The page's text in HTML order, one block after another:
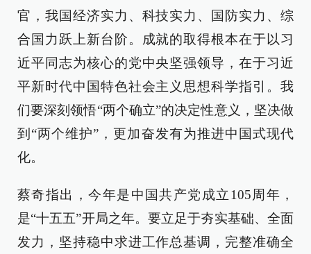
官，我国经济实力、科技实力、国防实力、综
合国力跃上新台阶。成就的取得根本在于以习
近平同志为核心的党中央坚强领导，在于习近
平新时代中国特色社会主义思想科学指引。我
们要深刻领悟“两个确立”的决定性意义，坚决做
到“两个维护”，更加奋发有为推进中国式现代
化。
蔡奇指出，今年是中国共产党成立105周年，
是“十五五”开局之年。要立足于夯实基础、全面
发力，坚持稳中求进工作总基调，完整准确全